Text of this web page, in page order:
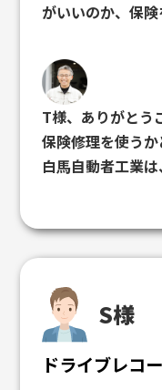
がいいのか、保
代車もすぐに出
どこまで保険でど
てくれました。
自動者保険を使
けでは比較した
す。
修理で損したく
自動車保険に入
そうでなかった
ありがとうござい
T様、ありがとう
保険修理を使うか
白馬自動者工業
を正直に一生懸
S様
ドライブレコ